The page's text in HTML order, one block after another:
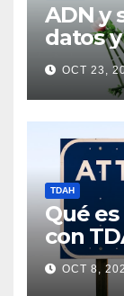
ADN y
datos
OCT 23,
TDAH
Qué
con
OCT 8,